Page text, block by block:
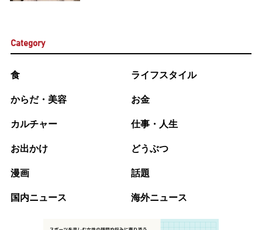
Category
食 ライフスタイル
からだ・美容 お金
カルチャー 仕事・人生
お出かけ どうぶつ
漫画 話題
国内ニュース 海外ニュース